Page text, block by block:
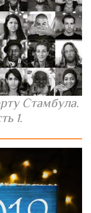
Стамбула.
1.